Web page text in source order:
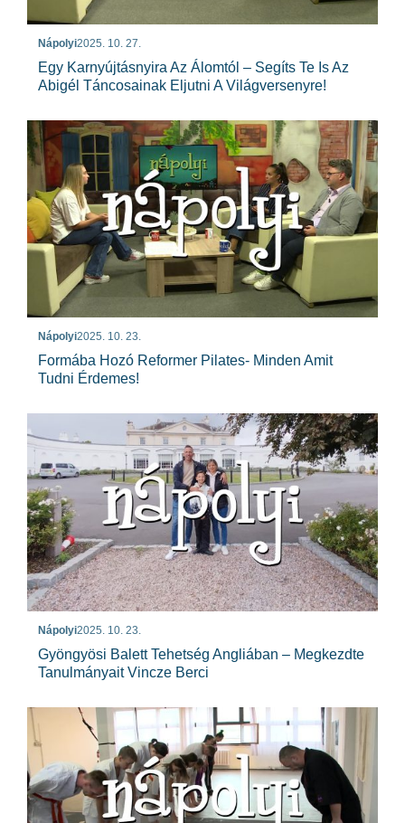
Nápolyi2025. 10. 27.
Egy Karnyújtásnyira Az Álomtól – Segíts Te Is Az
Abigél Táncosainak Eljutni A Világversenyre!
Nápolyi2025. 10. 23.
Formába Hozó Reformer Pilates- Minden Amit
Tudni Érdemes!
Nápolyi2025. 10. 23.
Gyöngyösi Balett Tehetség Angliában – Megkezdte
Tanulmányait Vincze Berci